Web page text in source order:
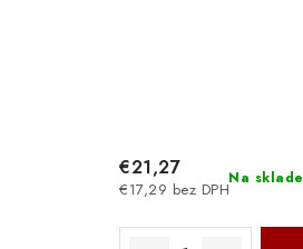
Na sklade
€17,29 bez DPH
€21,27